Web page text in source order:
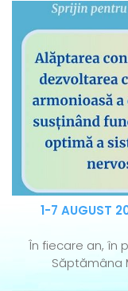
1-7 AUGUST
În fiecare an, în
Săptămâna